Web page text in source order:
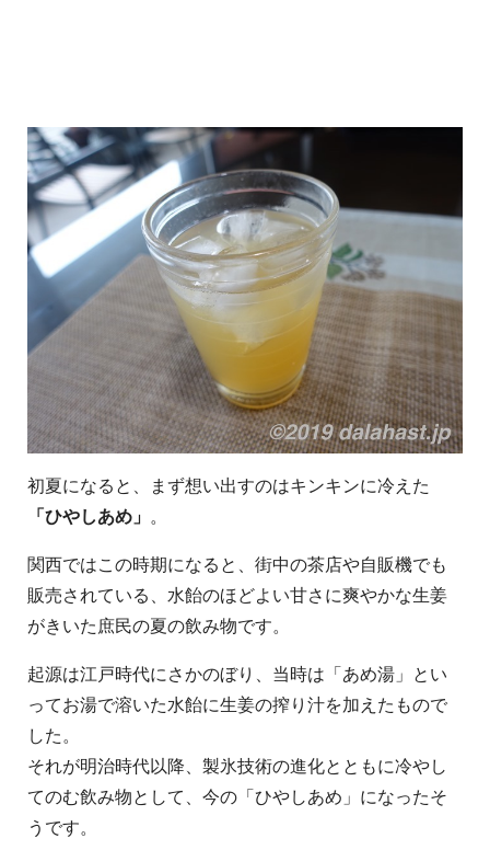
初夏になると、まず想い出すのはキンキンに冷えた
「ひやしあめ」 。
関西ではこの時期になると、街中の茶店や自販機でも
販売されている、水飴のほどよい甘さに爽やかな生姜
がきいた庶民の夏の飲み物です。
起源は江戸時代にさかのぼり、当時は「あめ湯」とい
ってお湯で溶いた水飴に生姜の搾り汁を加えたもので
した。
それが明治時代以降、製氷技術の進化とともに冷やし
てのむ飲み物として、今の「ひやしあめ」になったそ
うです。